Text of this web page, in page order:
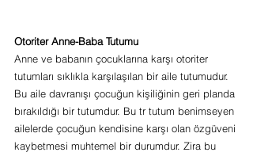
Otoriter Anne-Baba Tutumu
Anne ve babanın çocuklarına karşı otoriter
tutumları sıklıkla karşılaşılan bir aile tutumudur.
Bu aile davranışı çocuğun kişiliğinin geri planda
bırakıldığı bir tutumdur. Bu tr tutum benimseyen
ailelerde çocuğun kendisine karşı olan özgüveni
kaybetmesi muhtemel bir durumdur. Zira bu